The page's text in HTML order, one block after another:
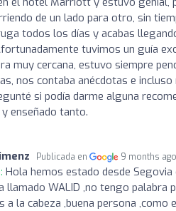
de un lado para otro, sin
todos los días y acabas
tuvimos un guía
muy cercana, estuvo siempre
nos contaba anécdotas e
si podía darme alguna
enseñado tanto.
Publicada en 9 months ago
Hola hemos estado desde
llamado WALID ,no tengo
a la cabeza ,buena persona